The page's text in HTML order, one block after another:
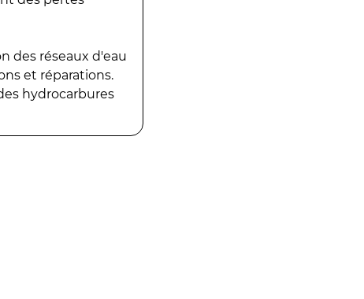
des réseaux d'eau
et réparations.
hydrocarbures